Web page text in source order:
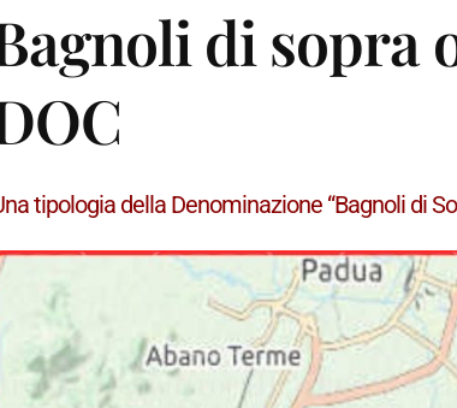
di sopra
tipologia della Denominazione “Bagnoli di